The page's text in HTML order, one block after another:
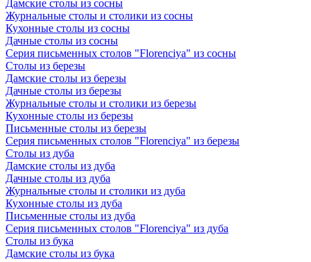
Дамские столы из сосны
Журнальные столы и столики из сосны
Кухонные столы из сосны
Дачные столы из сосны
Серия письменных столов "Florenciya" из сосны
Столы из березы
Дамские столы из березы
Дачные столы из березы
Журнальные столы и столики из березы
Кухонные столы из березы
Письменные столы из березы
Серия письменных столов "Florenciya" из березы
Столы из дуба
Дамские столы из дуба
Дачные столы из дуба
Журнальные столы и столики из дуба
Кухонные столы из дуба
Письменные столы из дуба
Серия письменных столов "Florenciya" из дуба
Столы из бука
Дамские столы из бука